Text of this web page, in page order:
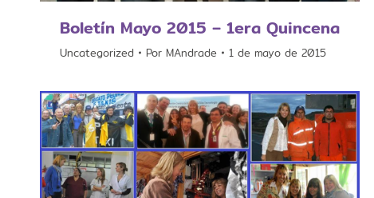
Boletín Mayo 2015 – 1era Quincena
Uncategorized Por MAndrade 1 de mayo de 2015